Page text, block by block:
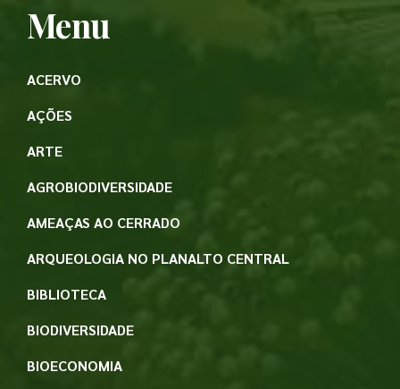
Menu
ACERVO
AÇÕES
ARTE
AGROBIODIVERSIDADE
AMEAÇAS AO CERRADO
ARQUEOLOGIA NO PLANALTO CENTRAL
BIBLIOTECA
BIODIVERSIDADE
BIOECONOMIA